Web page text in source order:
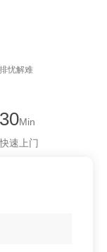
忧解难
30Min
快速上门